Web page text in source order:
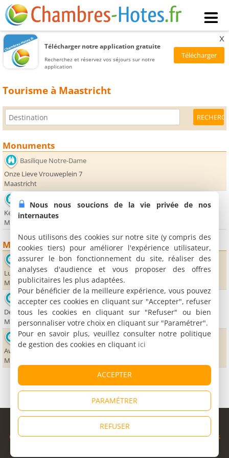
Télécharger notre application gratuite
Recherchez et réservez vos séjours sur notre
application
x
Tourisme à Maastricht
Monuments
Basilique Notre-Dame
Onze Lieve Vrouweplein 7
Maastricht
Basilique Saint-Servais
Keizer Karelplein 3
Maastricht
Musées
Fort Saint Pierre - Maastricht Underground
Luikerweg 80b
Maastricht
Musée d'Histoire naturelle de Maastricht
De Bosquetplein 7
Maastricht
Musée des Bons Enfants
Avenue Ceramique 250
Maastricht
© Copyright 1998 - 2026
Cybevasion|Mentions légales|Confidentialité|CGU|Informations
Nous nous soucions de la vie privée de nos
internautes
Nous utilisons des cookies sur notre site (y compris des
cookies tiers) pour améliorer l'expérience utilisateur,
assurer le bon fonctionnement du site, réaliser des
analyses d'audience et vous proposer des offres
publicitaires les plus adaptées.
Pour bénéficier de la meilleure expérience, vous pouvez
accepter ces cookies en cliquant sur "Accepter", refuser
tous les cookies en cliquant sur "Refuser" ou bien
personnaliser votre choix en cliquant sur "Paramétrer".
Pour en savoir plus, veuillez consulter notre politique
de gestion des cookies en cliquant ici
ACCEPTER
PARAMÉTRER
REFUSER